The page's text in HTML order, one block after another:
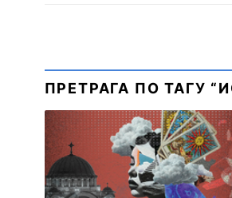
ПРЕТРАГА ПО ТАГУ